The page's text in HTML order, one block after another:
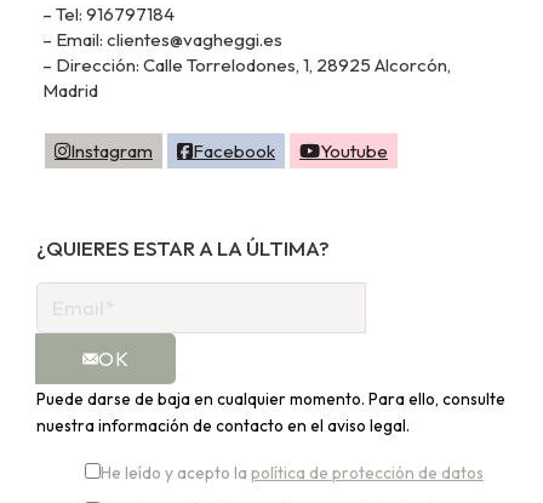
– Tel: 916797184
– Email: clientes@vagheggi.es
– Dirección: Calle Torrelodones, 1, 28925 Alcorcón,
Madrid
Instagram Facebook Youtube
¿QUIERES ESTAR A LA ÚLTIMA?
OK
Puede darse de baja en cualquier momento. Para ello, consulte
nuestra información de contacto en el aviso legal.
He leído y acepto la política de protección de datos